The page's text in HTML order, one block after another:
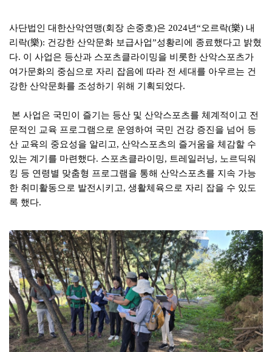
사단법인 대한산악연맹(회장 손중호)은 2024년“오르락(樂) 내
리락(樂): 건강한 산악문화 보급사업”성황리에 종료했다고 밝혔
다. 이 사업은 등산과 스포츠클라이밍을 비롯한 산악스포츠가
여가문화의 중심으로 자리 잡음에 따라 전 세대를 아우르는 건
강한 산악문화를 조성하기 위해 기획되었다.
본 사업은 국민이 즐기는 등산 및 산악스포츠를 체계적이고 전
문적인 교육 프로그램으로 운영하여 국민 건강 증진을 넘어 등
산 교육의 중요성을 알리고, 산악스포츠의 즐거움을 체감할 수
있는 계기를 마련했다. 스포츠클라이밍, 트레일러닝, 노르딕워
킹 등 연령별 맞춤형 프로그램을 통해 산악스포츠를 지속 가능
한 취미활동으로 발전시키고, 생활체육으로 자리 잡을 수 있도
록 했다.